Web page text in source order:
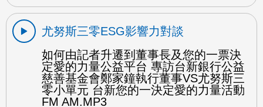
尤努斯三零ESG影響力對談
如何由記者升遷到董事長及您的一票決
定愛的力量公益平台 專訪台新銀行公益
慈善基金會鄭家鐘執行董事VS尤努斯三
零小單元 台新您的一決定愛的力量活動
FM AM.MP3